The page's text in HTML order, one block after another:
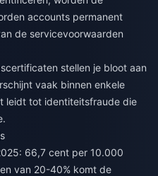
accounts permanent
de servicevoorwaarden
stellen je bloot aan
vaak binnen enkele
leidt tot identiteitsfraude die
66,7 cent per 10.000
van 20-40% komt de